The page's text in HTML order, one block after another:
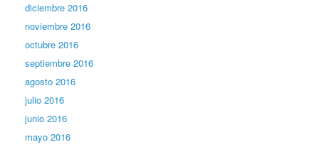
diciembre 2016
noviembre 2016
octubre 2016
septiembre 2016
agosto 2016
julio 2016
junio 2016
mayo 2016